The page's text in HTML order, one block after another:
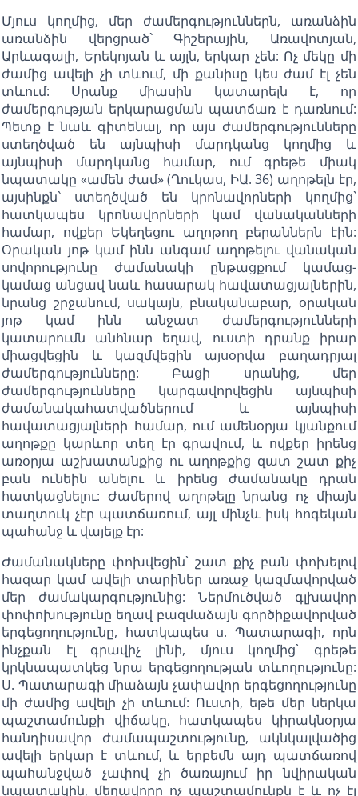
Մյուս կողմից, մեր ժամերգություններն, առանձին
առանձին վերցրած` Գիշերային, Առավոտյան,
Արևագալի, Երեկոյան և այլն, երկար չեն: Ոչ մեկը մի
ժամից ավելի չի տևում, մի քանիսը կես ժամ էլ չեն
տևում: Սրանք միասին կատարելն է, որ
ժամերգության երկարացման պատճառ է դառնում:
Պետք է նաև գիտենալ, որ այս ժամերգությունները
ստեղծված են այնպիսի մարդկանց կողմից և
այնպիսի մարդկանց համար, ում գրեթե միակ
նպատակը «ամեն ժամ» (Ղուկաս, ԻԱ. 36) աղոթելն էր,
այսինքն` ստեղծված են կրոնավորների կողմից`
հատկապես կրոնավորների կամ վանականների
համար, ովքեր Եկեղեցու աղոթող բերաններն էին:
Օրական յոթ կամ ինն անգամ աղոթելու վանական
սովորությունը ժամանակի ընթացքում կամաց-
կամաց անցավ նաև հասարակ հավատացյալներին,
նրանց շրջանում, սակայն, բնականաբար, օրական
յոթ կամ ինն անջատ ժամերգությունների
կատարումն անհնար եղավ, ուստի դրանք իրար
միացվեցին և կազմվեցին այսօրվա բաղադրյալ
ժամերգությունները: Բացի սրանից, մեր
ժամերգությունները կարգավորվեցին այնպիսի
ժամանակահատվածներում և այնպիսի
հավատացյալների համար, ում ամենօրյա կյանքում
աղոթքը կարևոր տեղ էր գրավում, և ովքեր իրենց
առօրյա աշխատանքից ու աղոթքից զատ շատ քիչ
բան ունեին անելու և իրենց ժամանակը դրան
հատկացնելու: Ժամերով աղոթելը նրանց ոչ միայն
տաղտուկ չէր պատճառում, այլ մինչև իսկ հոգեկան
պահանջ և վայելք էր:
Ժամանակները փոխվեցին` շատ քիչ բան փոխելով
հազար կամ ավելի տարիներ առաջ կազմավորված
մեր ժամակարգությունից: Ներմուծված գլխավոր
փոփոխությունը եղավ բազմաձայն գործիքավորված
երգեցողությունը, հատկապես ս. Պատարագի, որն
ինչքան էլ գրավիչ լինի, մյուս կողմից` գրեթե
կրկնապատկեց նրա երգեցողության տևողությունը:
Ս. Պատարագի միաձայն չափավոր երգեցողությունը
մի ժամից ավելի չի տևում: Ուստի, եթե մեր ներկա
պաշտամունքի վիճակը, հատկապես կիրակնօրյա
հանդիսավոր ժամապաշտությունը, ակնկալվածից
ավելի երկար է տևում, և երբեմն այդ պատճառով
պահանջված չափով չի ծառայում իր նվիրական
նպատակին, մեղավորը ոչ պաշտամունքն է և ոչ էլ